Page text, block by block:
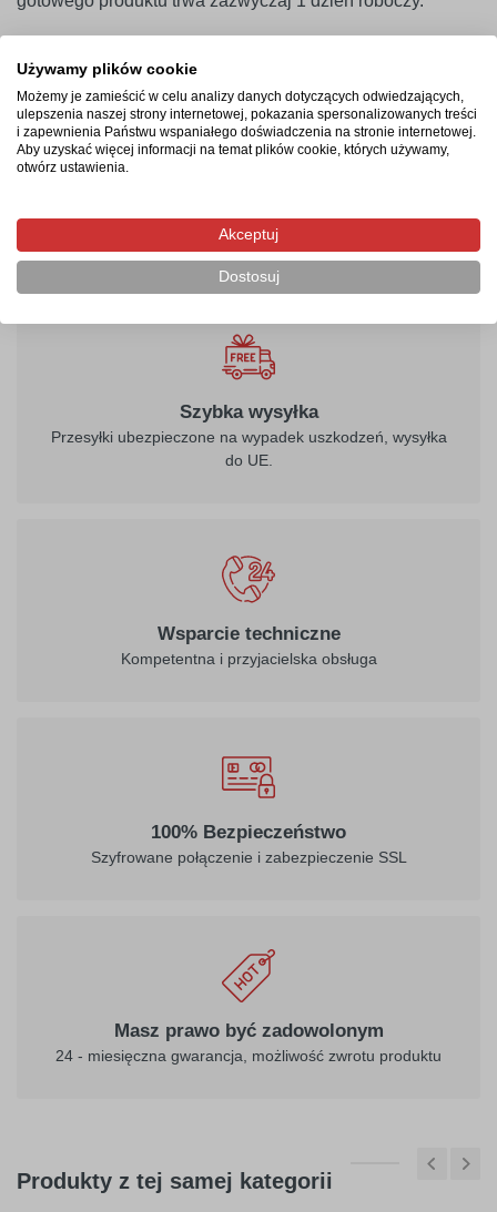
Czy tabliczka nie pęknie podczas wiercenia otworów
pod wkręty?
Czy można zamówić tabliczkę z logotypem firmy?
W jaki sposób zamontować oznakowanie bezpośrednio
Czy powłoka ochronna zabezpiecza przed blaknięciem?
Szybka wysyłka
Przesyłki ubezpieczone na wypadek uszkodzeń, wysyłka
do UE.
Wsparcie techniczne
Kompetentna i przyjacielska obsługa
100% Bezpieczeństwo
Szyfrowane połączenie i zabezpieczenie SSL
Masz prawo być zadowolonym
24 - miesięczna gwarancja, możliwość zwrotu produktu
Produkty z tej samej kategorii
Używamy plików cookie
Możemy je zamieścić w celu analizy danych dotyczących odwiedzających,
ulepszenia naszej strony internetowej, pokazania spersonalizowanych treści
i zapewnienia Państwu wspaniałego doświadczenia na stronie internetowej.
Aby uzyskać więcej informacji na temat plików cookie, których używamy,
otwórz ustawienia.
Akceptuj
Dostosuj